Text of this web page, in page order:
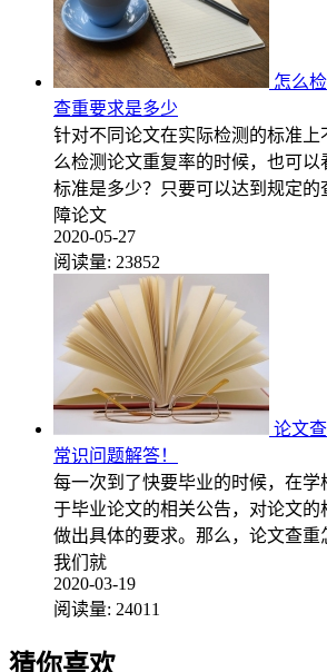
怎么
查重要求是多少
针对不同论文在实际检测的标准上
么检测论文重复率的时候，也可以
标准是多少？只要可以达到规定的
障论文
2020-05-27
阅读量: 23852
论文
常识问题解答！
每一次到了快要毕业的时候，在学
于毕业论文的相关公告，对论文的
做出具体的要求。那么，论文查重
我们就
2020-03-19
阅读量: 24011
猜你喜欢